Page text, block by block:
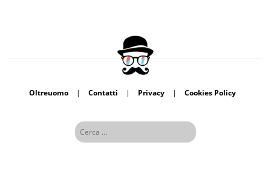
Oltreuomo | Contatti | Privacy | Cookies Policy